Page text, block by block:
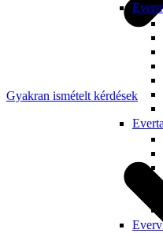
Gyakran ismételt kérdések